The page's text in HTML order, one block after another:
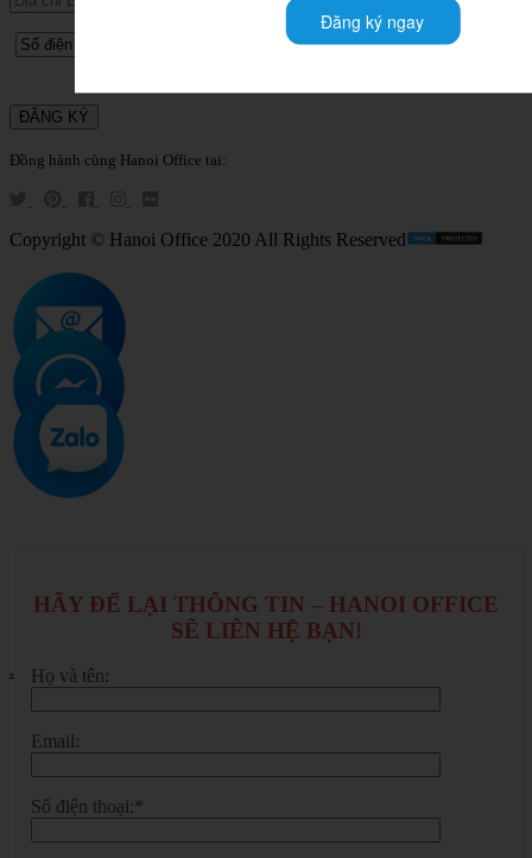
Đồng hành cùng Hanoi Office tại:
Copyright © Hanoi Office 2020 All Rights Reserved
.
HÃY ĐỂ LẠI THÔNG TIN – HANOI OFFICE
SẼ LIÊN HỆ BẠN!
Họ và tên:
Email:
Số điện thoại:*
Đăng ký ngay